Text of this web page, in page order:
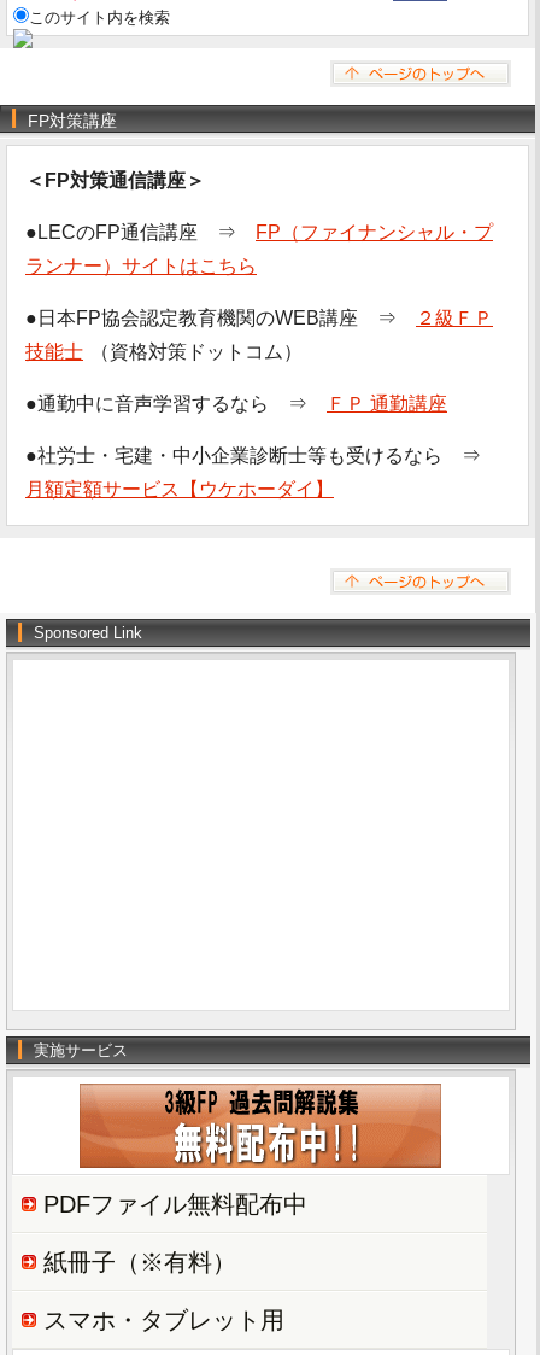
このサイト内を検索
FP対策講座
＜FP対策通信講座＞
●LECのFP通信講座 ⇒
FP（ファイナンシャル・プ
ランナー）サイトはこちら
●日本FP協会認定教育機関のWEB講座 ⇒
２級ＦＰ
技能士
（資格対策ドットコム）
●通勤中に音声学習するなら ⇒ ＦＰ 通勤講座
●社労士・宅建・中小企業診断士等も受けるなら ⇒
月額定額サービス【ウケホーダイ】
Sponsored Link
実施サービス
PDFファイル無料配布中
紙冊子（※有料）
スマホ・タブレット用